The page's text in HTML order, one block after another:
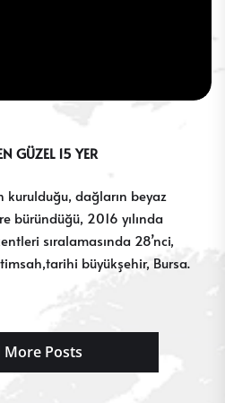
GÜZEL 15 YER
kurulduğu, dağların beyaz
büründüğü, 2016 yılında
sıralamasında 28’nci,
büyükşehir, Bursa.
More Posts